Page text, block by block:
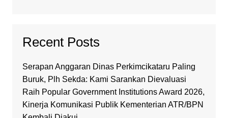
Recent Posts
Serapan Anggaran Dinas Perkimcikataru Paling
Buruk, Plh Sekda: Kami Sarankan Dievaluasi
Raih Popular Government Institutions Award 2026,
Kinerja Komunikasi Publik Kementerian ATR/BPN